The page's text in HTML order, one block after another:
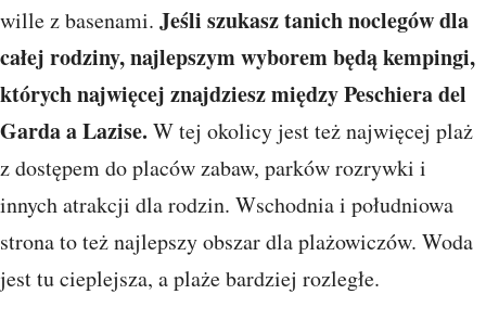
wille z basenami. Jeśli szukasz tanich noclegów dla
całej rodziny, najlepszym wyborem będą kempingi,
których najwięcej znajdziesz między Peschiera del
Garda a Lazise. W tej okolicy jest też najwięcej plaż
z dostępem do placów zabaw, parków rozrywki i
innych atrakcji dla rodzin. Wschodnia i południowa
strona to też najlepszy obszar dla plażowiczów. Woda
jest tu cieplejsza, a plaże bardziej rozległe.